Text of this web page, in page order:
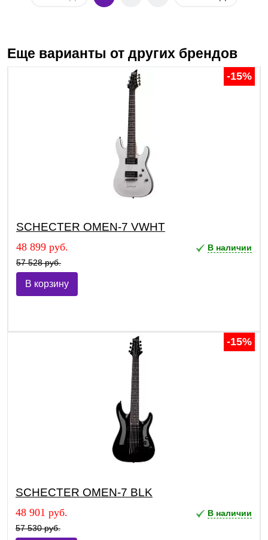
Еще варианты от других брендов
-15%
SCHECTER OMEN-7 VWHT
48 899 руб.
57 528 руб.
В наличии
В корзину
-15%
SCHECTER OMEN-7 BLK
48 901 руб.
57 530 руб.
В наличии